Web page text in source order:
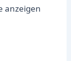
anzeigen